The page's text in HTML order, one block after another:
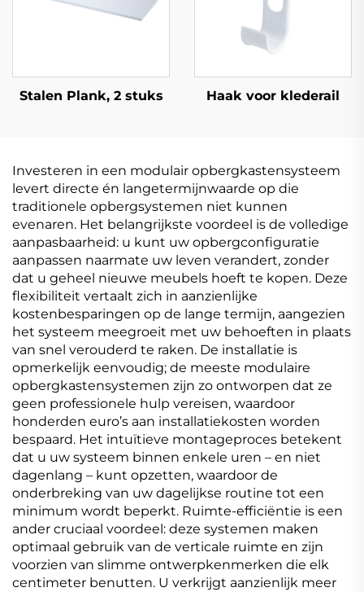
Stalen Plank, 2 stuks Haak voor klederail
Investeren in een modulair opbergkastensysteem
levert directe én langetermijnwaarde op die
traditionele opbergsystemen niet kunnen
evenaren. Het belangrijkste voordeel is de volledige
aanpasbaarheid: u kunt uw opbergconfiguratie
aanpassen naarmate uw leven verandert, zonder
dat u geheel nieuwe meubels hoeft te kopen. Deze
flexibiliteit vertaalt zich in aanzienlijke
kostenbesparingen op de lange termijn, aangezien
het systeem meegroeit met uw behoeften in plaats
van snel verouderd te raken. De installatie is
opmerkelijk eenvoudig; de meeste modulaire
opbergkastensystemen zijn zo ontworpen dat ze
geen professionele hulp vereisen, waardoor
honderden euro’s aan installatiekosten worden
bespaard. Het intuïtieve montageproces betekent
dat u uw systeem binnen enkele uren – en niet
dagenlang – kunt opzetten, waardoor de
onderbreking van uw dagelijkse routine tot een
minimum wordt beperkt. Ruimte-efficiëntie is een
ander cruciaal voordeel: deze systemen maken
optimaal gebruik van de verticale ruimte en zijn
voorzien van slimme ontwerpkenmerken die elk
centimeter benutten. U verkrijgt aanzienlijk meer